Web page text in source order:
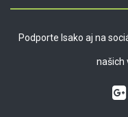
Podporte Isako aj na
našich